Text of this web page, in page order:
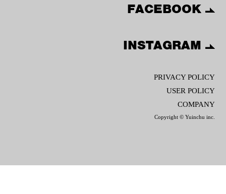
FACEBOOK
INSTAGRAM
PRIVACY POLICY
USER POLICY
COMPANY
Copyright © Yuinchu inc.